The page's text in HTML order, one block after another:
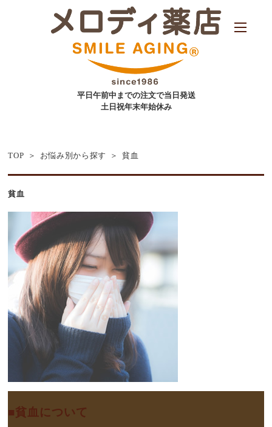
平日午前中までの注文で当日発送
土日祝年末年始休み
TOP お悩み別から探す 貧血
貧血
貧血について